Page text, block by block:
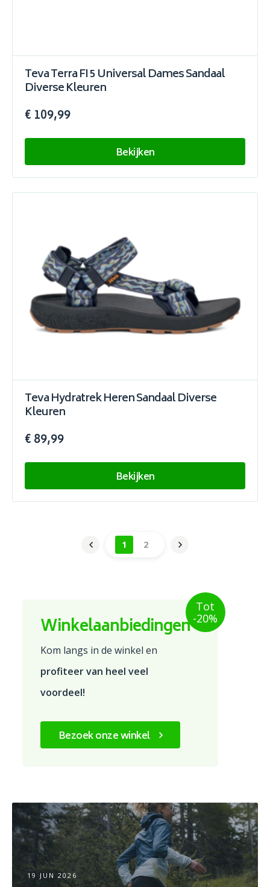
Winkelaanbiedingen
Kom langs in de winkel en
profiteer van heel veel
voordeel!
Bezoek onze winkel
Tot
-20%
Teva Terra FI 5 Universal Dames Sandaal
Diverse Kleuren
€ 109,99
Bekijken
Teva Hydratrek Heren Sandaal Diverse
Kleuren
€ 89,99
Bekijken
1 2
19 JUN 2026